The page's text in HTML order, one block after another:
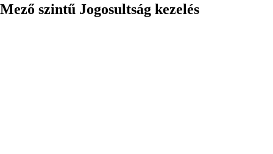
Mező szintű Jogosultság kezelés